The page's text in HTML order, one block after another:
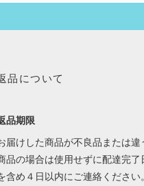
品について
品期限
届けした商品が不良品または違
品の場合は使用せずに配達完了
含め４日以内にご連絡ください。